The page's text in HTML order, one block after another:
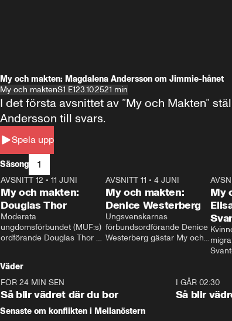
My och makten: Magdalena Andersson om Jimmie-hånet
My och maktenS1 E123.10.2521 min
Spela upp
I det första avsnittet av ”My och Makten”
Andersson till svars.
Säsong 1
26:27
AVSNITT 12 • 11 JUNI
My och makten:
Douglas Thor
Moderata
ungdomsförbundet (MUF:s)
ordförande Douglas Thor
tonårsutvisningarna och hur
Moderaterna ska locka
väljare till valet i höst.
23:40
AVSNITT 11 •4 JUNI
My och makten:
Denice Westerberg
Ungsvenskarnas
förbundsordförande Denice
Westerberg gästar My och
My
Väder
FÖR 24 MIN SEN
Så blir vädret där du bor
I GÅR 02:30
Så blir
Senaste om konflikten i Mellanöstern